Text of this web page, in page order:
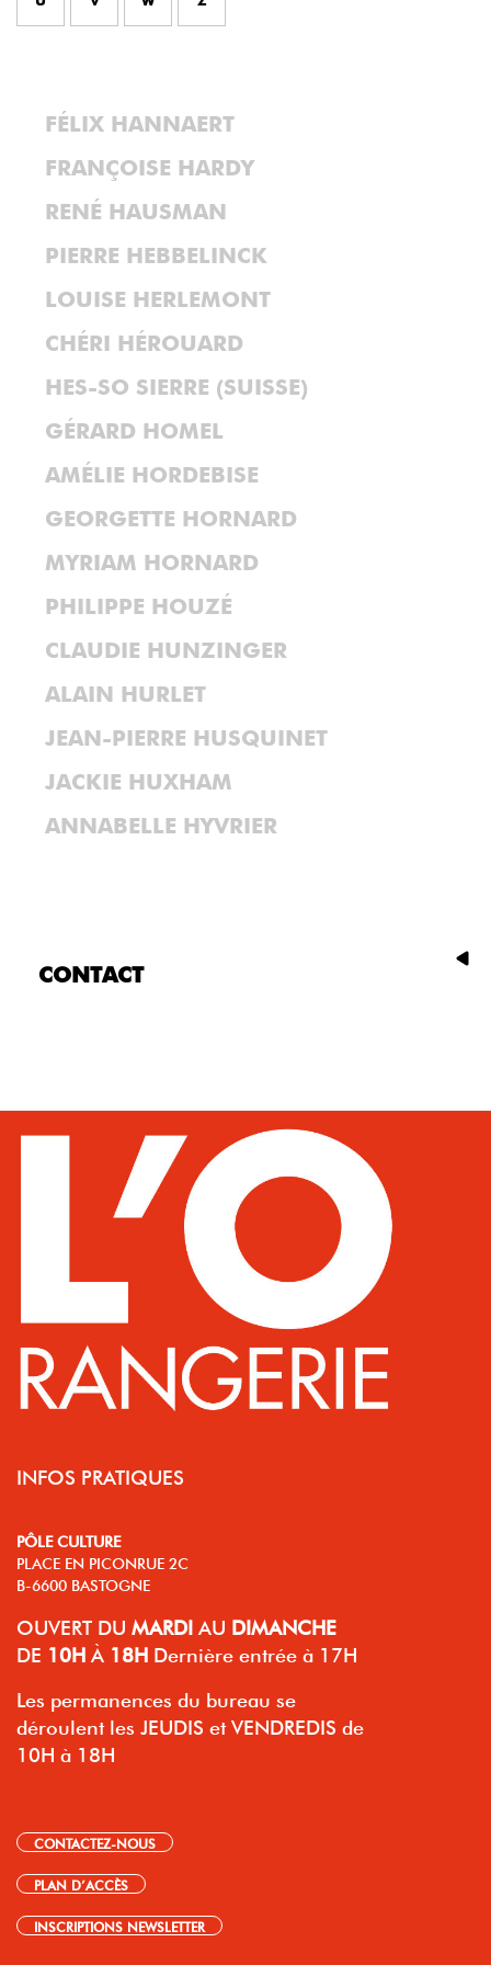
FÉLIX HANNAERT
FRANÇOISE HARDY
RENÉ HAUSMAN
PIERRE HEBBELINCK
LOUISE HERLEMONT
CHÉRI HÉROUARD
HES-SO SIERRE (SUISSE)
GÉRARD HOMEL
AMÉLIE HORDEBISE
GEORGETTE HORNARD
MYRIAM HORNARD
PHILIPPE HOUZÉ
CLAUDIE HUNZINGER
ALAIN HURLET
JEAN-PIERRE HUSQUINET
JACKIE HUXHAM
ANNABELLE HYVRIER
CONTACT
INFOS PRATIQUES
PÔLE CULTURE
PLACE EN PICONRUE 2C
B-6600 BASTOGNE
OUVERT DU MARDI AU DIMANCHE
DE 10H À 18H Dernière entrée à 17H
Les permanences du bureau se
déroulent les JEUDIS et VENDREDIS de
10H à 18H
CONTACTEZ-NOUS
PLAN D’ACCÈS
INSCRIPTIONS NEWSLETTER